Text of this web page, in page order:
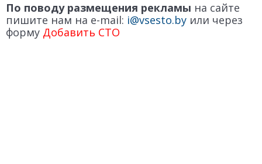
По поводу размещения рекламы на сайте
пишите нам на e-mail: i@vsesto.by или через
форму Добавить СТО